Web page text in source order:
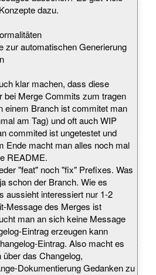
dazu.
zur automatischen Generierung
klar machen, dass diese
bei Merge Commits zum tragen
einem Branch ist commitet man
am Tag) und oft auch WIP
commited ist ungetestet und
Ende macht man alles noch mal
README.
"feat" noch "fix" Prefixes. Was
schon der Branch. Wie es
aussieht interessiert nur 1-2
Message des Merges ist
man an sich keine Message
Eintrag erzeugen kann
Eintrag. Also macht es
das Changelog,
Dokumentierung Gedanken zu